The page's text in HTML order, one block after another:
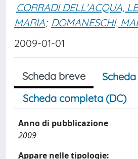
CORRADI DELL'ACQUA,
MARIA; DOMANESCHI,
2009-01-01
Scheda breve
Scheda completa (DC)
Anno di pubblicazione
2009
Appare nelle tipologie: